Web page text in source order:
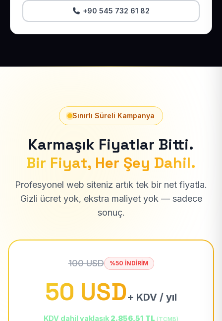
+90 545 732 61 82
Sınırlı Süreli Kampanya
Karmaşık Fiyatlar Bitti.
Bir Fiyat, Her Şey Dahil.
Profesyonel web siteniz artık tek bir net fiyatla.
Gizli ücret yok, ekstra maliyet yok — sadece
sonuç.
100 USD %50 İNDİRİM
50 USD+ KDV / yıl
KDV dahil yaklaşık 2.856,51 TL (TCMB)